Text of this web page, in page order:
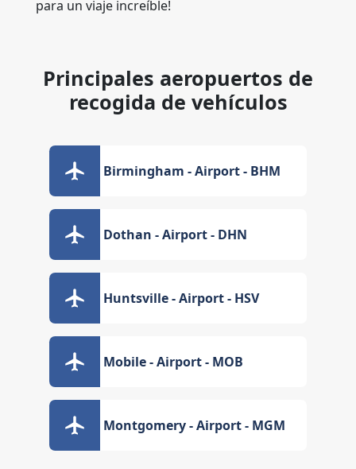
para un viaje increíble!
Principales aeropuertos de
recogida de vehículos
Birmingham - Airport - BHM
Dothan - Airport - DHN
Huntsville - Airport - HSV
Mobile - Airport - MOB
Montgomery - Airport - MGM